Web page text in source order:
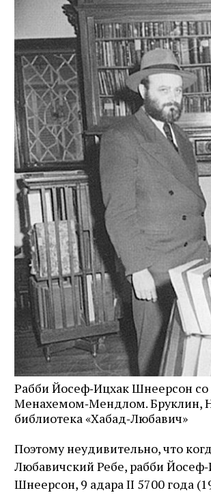
Рабби Йосеф‑Ицхак Шнеерсон
Менахемом‑Мендлом. Бруклин,
библиотека «Хабад‑Любавич»
Поэтому неудивительно, что
Любавичский Ребе, рабби
Шнеерсон, 9 адара II 5700 года